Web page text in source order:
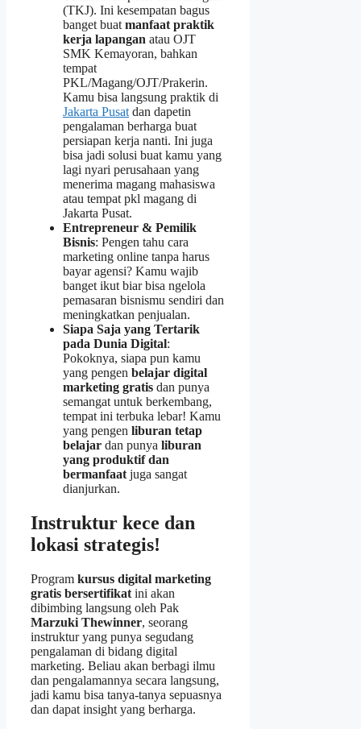
(TKJ). Ini kesempatan bagus
banget buatmanfaat praktik
kerja lapangan atau OJT
SMK Kemayoran, bahkan
tempat
PKL/Magang/OJT/Prakerin.
Kamu bisa langsung praktik di
Jakarta Pusatdan dapetin
pengalaman berharga buat
persiapan kerja nanti. Ini juga
bisa jadi solusi buat kamu yang
lagi nyari perusahaan yang
menerima magang mahasiswa
atau tempat pkl magang di
Jakarta Pusat.
Entrepreneur & Pemilik
Bisnis: Pengen tahu cara
marketing online tanpa harus
bayar agensi? Kamu wajib
banget ikut biar bisa ngelola
pemasaran bisnismu sendiri dan
meningkatkan penjualan.
Siapa Saja yang Tertarik
pada Dunia Digital:
Pokoknya, siapa pun kamu
yang pengen belajar digital
marketing gratis dan punya
semangat untuk berkembang,
tempat ini terbuka lebar! Kamu
yang pengen liburan tetap
belajar dan punya liburan
yang produktif dan
bermanfaatjuga sangat
dianjurkan.
Instruktur kece dan
lokasi strategis!
Program kursus digital marketing
gratis bersertifikat ini akan
dibimbing langsung oleh Pak
Marzuki Thewinner, seorang
instruktur yang punya segudang
pengalaman di bidang digital
marketing. Beliau akan berbagi ilmu
dan pengalamannya secara langsung,
jadi kamu bisa tanya-tanya sepuasnya
dan dapat insight yang berharga.